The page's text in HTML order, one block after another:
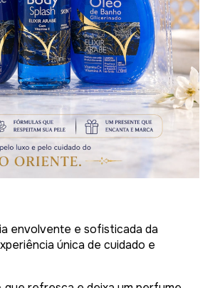
envolvente e sofisticada da
única de cuidado e